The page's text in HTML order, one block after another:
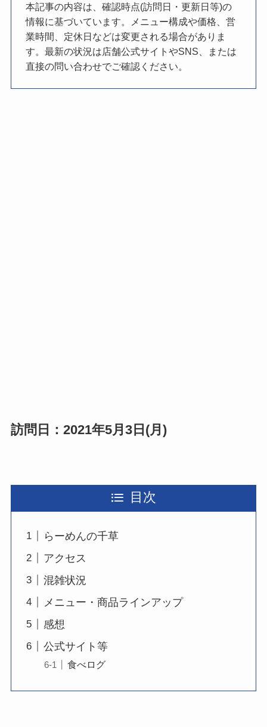
本記事の内容は、確認時点(訪問日・更新日等)の
情報に基づいています。メニュー構成や価格、営
業時間、定休日などは変更される場合がありま
す。最新の状況は店舗公式サイトやSNS、または
直接の問い合わせでご確認ください。
訪問日：2021年5月3日(月)
目次
らーめんの千草
アクセス
混雑状況
メニュー・商品ラインアップ
感想
公式サイト等
食べログ